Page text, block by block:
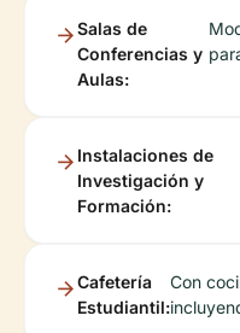
Salas de
Conferencias y
Aulas:
Instalaciones de
Investigación y
Formación:
Cafetería
Estudiantil:
Con